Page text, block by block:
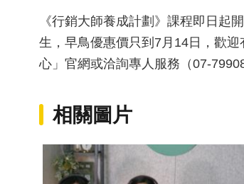
《行銷大師養成計劃》課程即日起
生，早鳥優惠價只到7月14日，歡
心」官網或洽詢專人服務（07-
相關圖片